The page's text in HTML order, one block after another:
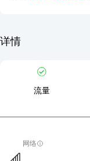
详情
流量
网络